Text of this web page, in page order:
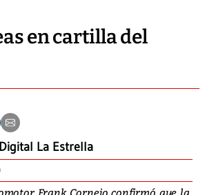
en cartilla del
La Estrella